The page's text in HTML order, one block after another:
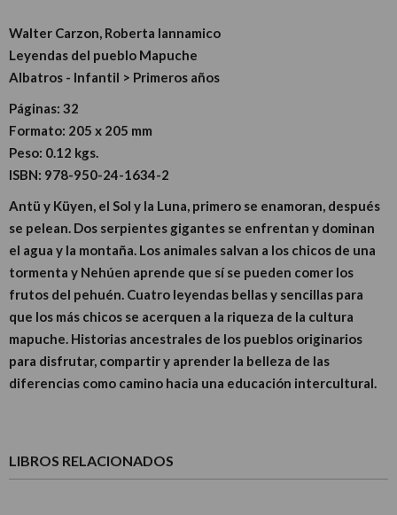
Walter Carzon, Roberta Iannamico
Leyendas del pueblo Mapuche
Albatros - Infantil > Primeros años
Páginas: 32
Formato: 205 x 205 mm
Peso: 0.12 kgs.
ISBN: 978-950-24-1634-2
Antü y Küyen, el Sol y la Luna, primero se enamoran, después
se pelean. Dos serpientes gigantes se enfrentan y dominan
el agua y la montaña. Los animales salvan a los chicos de una
tormenta y Nehúen aprende que sí se pueden comer los
frutos del pehuén. Cuatro leyendas bellas y sencillas para
que los más chicos se acerquen a la riqueza de la cultura
mapuche. Historias ancestrales de los pueblos originarios
para disfrutar, compartir y aprender la belleza de las
diferencias como camino hacia una educación intercultural.
LIBROS RELACIONADOS